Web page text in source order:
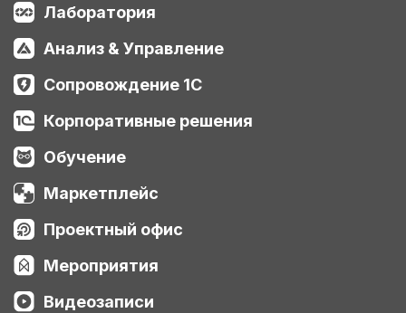
Лаборатория
Анализ & Управление
Сопровождение 1С
Корпоративные решения
Обучение
Маркетплейс
Проектный офис
Мероприятия
Видеозаписи